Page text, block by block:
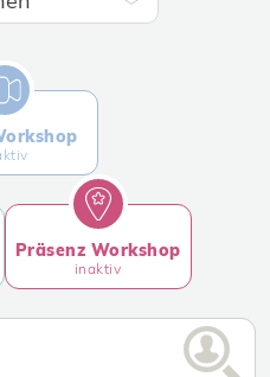
Präsenz Workshop
inaktiv